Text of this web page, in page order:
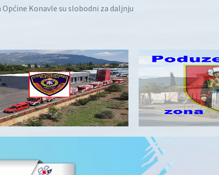
Konavle su slobodni za daljnju